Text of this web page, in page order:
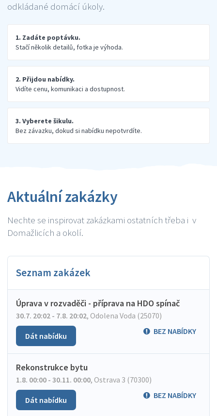
odkládané domácí úkoly.
1. Zadáte poptávku.
Stačí několik detailů, fotka je výhoda.
2. Přijdou nabídky.
Vidíte cenu, komunikaci a dostupnost.
3. Vyberete šikulu.
Bez závazku, dokud si nabídku nepotvrdíte.
Aktuální zakázky
Nechte se inspirovat zakázkami ostatních třeba i v
Domažlicích a okolí.
Seznam zakázek
Úprava v rozvaděči - příprava na HDO spínač
30.7. 20:02 - 7.8. 20:02, Odolena Voda (25070)
BEZ NABÍDKY
Dát nabídku
Rekonstrukce bytu
1.8. 00:00 - 30.11. 00:00, Ostrava 3 (70300)
BEZ NABÍDKY
Dát nabídku